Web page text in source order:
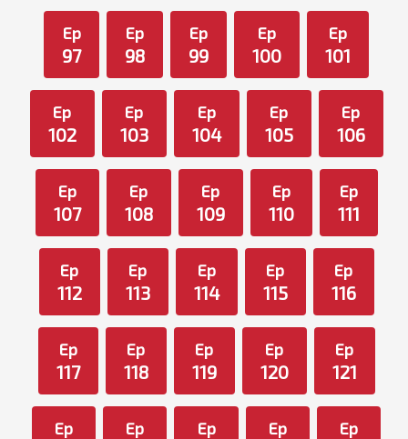
Ep
97
Ep
98
Ep
99
Ep
100
Ep
101
Ep
102
Ep
103
Ep
104
Ep
105
Ep
106
Ep
107
Ep
108
Ep
109
Ep
110
Ep
111
Ep
112
Ep
113
Ep
114
Ep
115
Ep
116
Ep
117
Ep
118
Ep
119
Ep
120
Ep
121
Ep Ep Ep Ep Ep